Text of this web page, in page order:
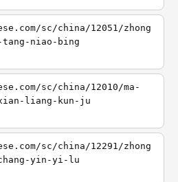
sc/china/12051/zhong
tang-niao-bing
sc/china/12010/ma-
liang-kun-ju
sc/china/12291/zhong
yin-yi-lu